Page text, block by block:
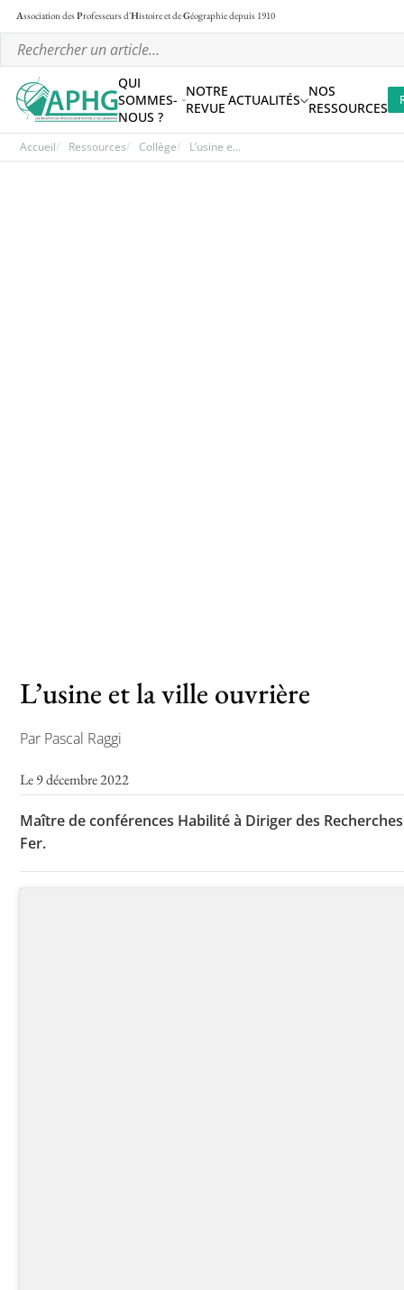
Association desProfesseurs d'Histoire et deGéographiedepuis 1910
QUI
SOMMES-
NOUS ?
NOTRE
REVUE ACTUALITÉS NOS
RESSOURCES
Accueil Ressources Collège L’usine e...
L’usine et la ville ouvrière
Par Pascal Raggi
Le 9 décembre 2022
Maître de conférences Habilité à Diriger des
Fer.